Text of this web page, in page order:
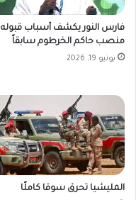
فارس النور يكشف أسباب قبوله
منصب حاكم الخرطوم سابقاً
يونيو 19, 2026
المليشيا تحرق سوقا كاملًا